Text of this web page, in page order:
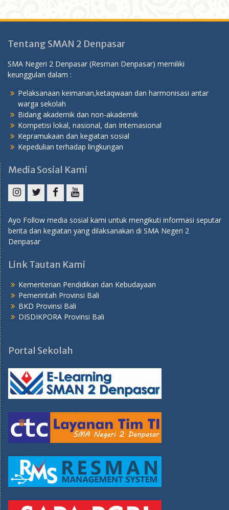
Tentang SMAN 2 Denpasar
SMA Negeri 2 Denpasar (Resman Denpasar) memiliki
keunggulan dalam :
Pelaksanaan keimanan,ketaqwaan dan harmonisasi antar
warga sekolah
Bidang akademik dan non-akademik
Kompetisi lokal, nasional, dan Internasional
Kepramukaan dan kegiatan sosial
Kepedulian terhadap lingkungan
Media Sosial Kami
Ayo Follow media sosial kami untuk mengikuti informasi seputar
berita dan kegiatan yang dilaksanakan di SMA Negeri 2
Denpasar
Link Tautan Kami
Kementerian Pendidikan dan Kebudayaan
Pemerintah Provinsi Bali
BKD Provinsi Bali
DISDIKPORA Provinsi Bali
Portal Sekolah